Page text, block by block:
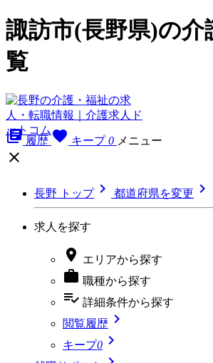
諏訪市(長野県)の介
覧
library_books 履歴 favorite キープ 0 メニュー

長野 トップ 都道府県を変更 
求人を探す
 エリアから探す
 職種から探す
playlist_add_check 詳細条件から探す
閲覧履歴 
キープ0 